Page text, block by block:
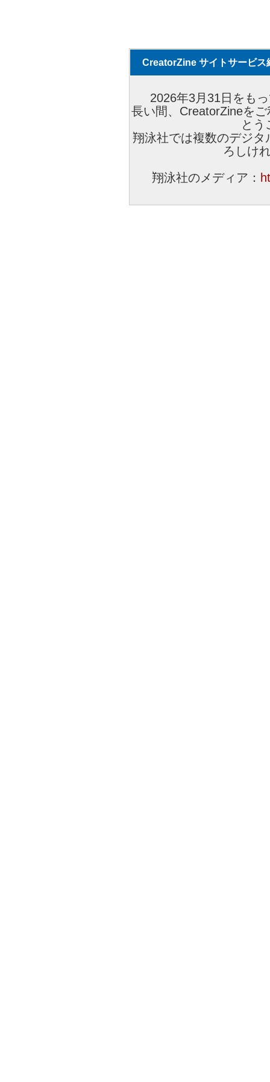
CreatorZine サイトサービス
2026年3月31日をも
長い間、CreatorZineを
とう
翔泳社では複数のデジ
ろしけ
翔泳社のメディア：